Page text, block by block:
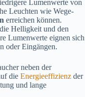
Lumenwerte von
Leuchten wie Wege-
erreichen können.
Helligkeit und den
Lumenwerte eignen sich
oder Eingängen.
neben der
die Energieeffizienz der
und lange